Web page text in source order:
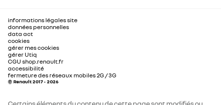
informations légales site
données personnelles
data act
cookies
gérer mes cookies
gérer Utiq
CGU shop.renault.fr
accessibilité
fermeture des réseaux mobiles 2G / 3G
© Renault 2017 - 2026